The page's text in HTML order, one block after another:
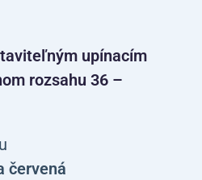
upínacím
rozsahu 36 –
červená